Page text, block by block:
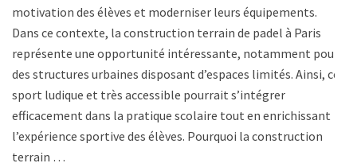
motivation des élèves et moderniser leurs équipements.
Dans ce contexte, la construction terrain de padel à Paris
représente une opportunité intéressante, notamment pour
des structures urbaines disposant d’espaces limités. Ainsi, ce
sport ludique et très accessible pourrait s’intégrer
efficacement dans la pratique scolaire tout en enrichissant
l’expérience sportive des élèves. Pourquoi la construction
terrain …